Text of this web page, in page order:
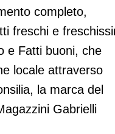
completo,
freschi e
e Fatti buoni, che
locale attraverso
la marca del
Gabrielli